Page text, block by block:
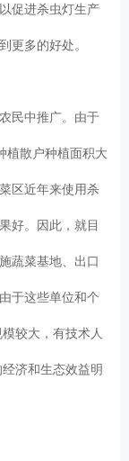
促进杀虫灯生产
更多的好处。
民中推广。由于
植散户种植面积大
区近年来使用杀
好。因此，就目
蔬菜基地、出口
于这些单位和个
较大，有技术人
济和生态效益明